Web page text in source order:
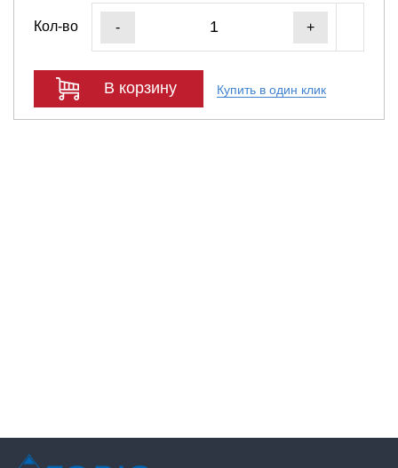
Кол-во - +
В корзину Купить в один клик